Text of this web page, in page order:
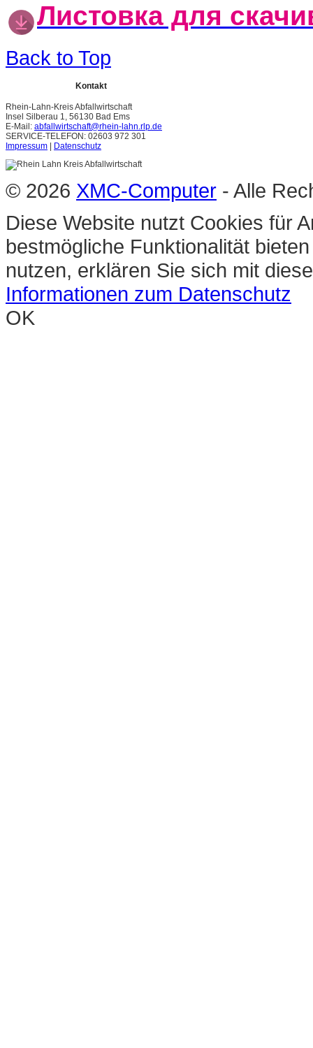
Листовка для
Back to Top
Kontakt
Rhein-Lahn-Kreis Abfallwirtschaft
Insel Silberau 1, 56130 Bad Ems
E-Mail: abfallwirtschaft@rhein-lahn.rlp.de
SERVICE-TELEFON: 02603 972 301
Impressum
Datenschutz
© 2026 XMC-Computer - Alle
Diese Website nutzt Cookies für
bestmögliche Funktionalität
nutzen, erklären Sie sich mit
Informationen zum Datenschutz
OK